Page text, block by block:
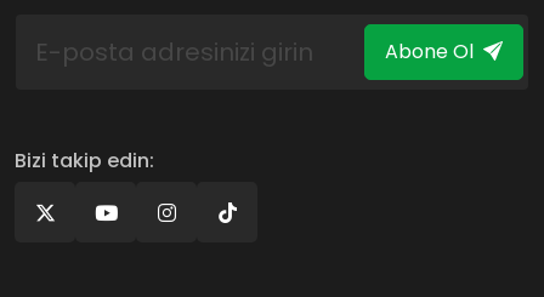
Abone Ol
Bizi takip edin: